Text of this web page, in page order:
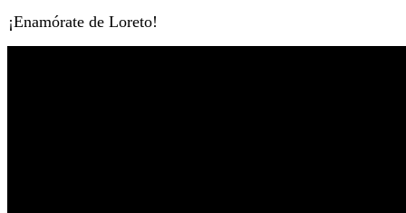
¡Enamórate de Loreto!